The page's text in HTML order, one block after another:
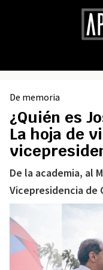
De memoria
¿Quién es
La hoja de
De la academia, al
Vicepresidencia de